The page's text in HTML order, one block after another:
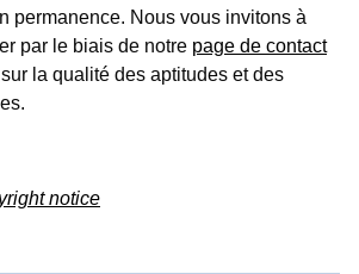
permanence. Nous vous invitons à
par le biais de notre page de contact
la qualité des aptitudes et des
notice